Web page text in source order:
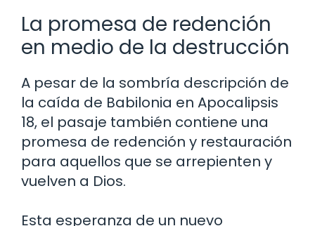
La promesa de redención
en medio de la destrucción
A pesar de la sombría descripción de
la caída de Babilonia en Apocalipsis
18, el pasaje también contiene una
promesa de redención y restauración
para aquellos que se arrepienten y
vuelven a Dios.
Esta esperanza de un nuevo